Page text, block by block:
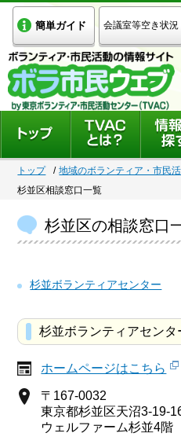
簡単ガイド 会議室等空き状況
トップ 地域のボランティア・市民
杉並区相談窓口一覧
杉並区の相談窓口
杉並ボランティアセンター
杉並ボランティアセンタ
ホームページはこちら
〒167-0032
東京都杉並区天沼3-19-
ウェルファーム杉並4階